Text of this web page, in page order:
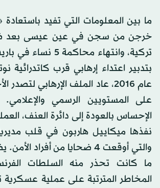
خرجن من سجن في عين عيسى بعد
تركية، وانتهاء
بتدبير اعتداء إرهابي قرب كاتدرائية
عام 2016، عاد الملف الإرهابي
على المستويين الرسمي
الإحساس بالعودة إلى دائرة العنف،
نفذها ميكاييل هاربون في قلب
والتي أوقعت 4 ضحايا من أفراد
ما كانت تحذر منه السلطات
المخاطر المترتبة على عملية